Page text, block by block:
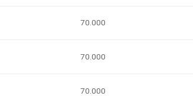
70.000
70.000
70.000